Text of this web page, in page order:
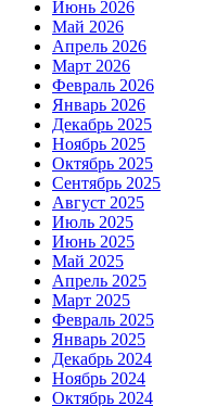
Июнь 2026
Май 2026
Апрель 2026
Март 2026
Февраль 2026
Январь 2026
Декабрь 2025
Ноябрь 2025
Октябрь 2025
Сентябрь 2025
Август 2025
Июль 2025
Июнь 2025
Май 2025
Апрель 2025
Март 2025
Февраль 2025
Январь 2025
Декабрь 2024
Ноябрь 2024
Октябрь 2024